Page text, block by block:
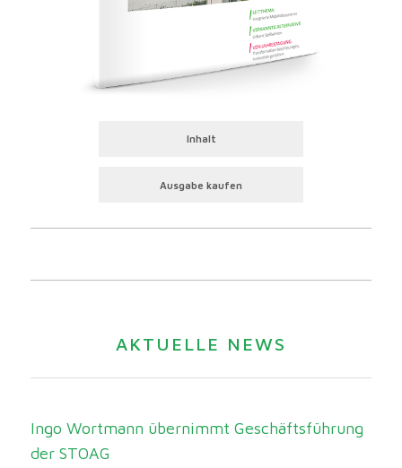
Inhalt
Ausgabe kaufen
AKTUELLE NEWS
Ingo Wortmann übernimmt Geschäftsführung
der STOAG